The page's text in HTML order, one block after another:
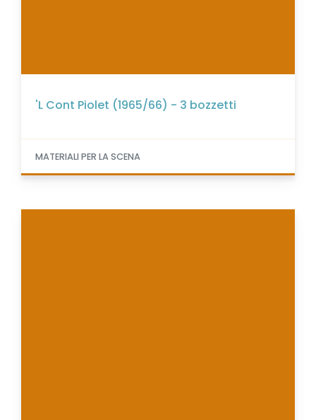
'L Cont Piolet (1965/66) - 3 bozzetti
MATERIALI PER LA SCENA